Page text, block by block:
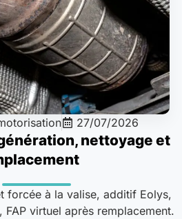
27/07/2026
nettoyage et
forcée à la valise, additif Eolys,
virtuel après remplacement.